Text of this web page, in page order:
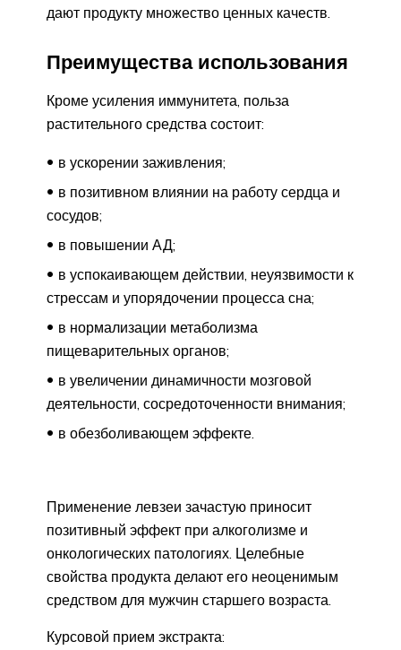
дают продукту множество ценных качеств.
Преимущества использования
Кроме усиления иммунитета, польза
растительного средства состоит:
в ускорении заживления;
в позитивном влиянии на работу сердца и
сосудов;
в повышении АД;
в успокаивающем действии, неуязвимости к
стрессам и упорядочении процесса сна;
в нормализации метаболизма
пищеварительных органов;
в увеличении динамичности мозговой
деятельности, сосредоточенности внимания;
в обезболивающем эффекте.
Применение левзеи зачастую приносит
позитивный эффект при алкоголизме и
онкологических патологиях. Целебные
свойства продукта делают его неоценимым
средством для мужчин старшего возраста.
Курсовой прием экстракта: